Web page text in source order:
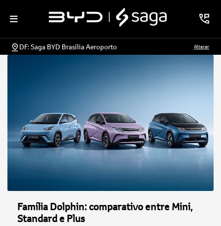
DF: Saga BYD Brasília Aeroporto Alterar
Família Dolphin: comparativo entre Mini,
Standard e Plus